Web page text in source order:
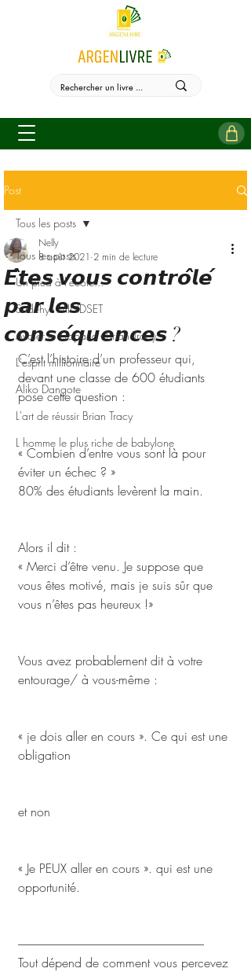
Post
Tous les posts
Un pied à l'école...
Sudehy - MINDSET
Avaler le crapaud - Brian Tracy
L'esprit millionnaire
Aliko Dangote
L'art de réussir Brian Tracy
L homme le plus riche de babylone
Tous les posts
𝙀̂𝙩𝙚𝙨 𝙫𝙤𝙪𝙨 𝙘𝙤𝙣𝙩𝙧𝙤̂𝙡𝙚́
𝙥𝙖𝙧 𝙡𝙚𝙨
𝙘𝙤𝙣𝙨𝙚́𝙦𝙪𝙚𝙣𝙘𝙚𝙨 ?
Nelly
8 août 2021 2 min de lecture
C’est l’histoire d’un professeur qui,
devant une classe de 600 étudiants
pose cette question :
« Combien d’entre vous sont là pour
éviter un échec ? »
80% des étudiants levèrent la main.
Alors il dit :
« Merci d’être venu. Je suppose que
vous êtes motivé, mais je suis sûr que
vous n’êtes pas heureux !»
Vous avez probablement dit à votre
entourage/ à vous-même :
« je dois aller en cours ». Ce qui est une
obligation
et non
« Je PEUX aller en cours ». qui est une
opportunité.
-------------------------------------------------------------------------------
Tout dépend de comment vous percevez